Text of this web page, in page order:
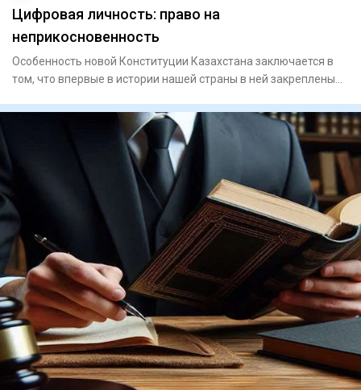
Цифровая личность: право на
неприкосновенность
Особенность новой Конституции Казахстана заключается в
том, что впервые в истории нашей страны в ней закреплены